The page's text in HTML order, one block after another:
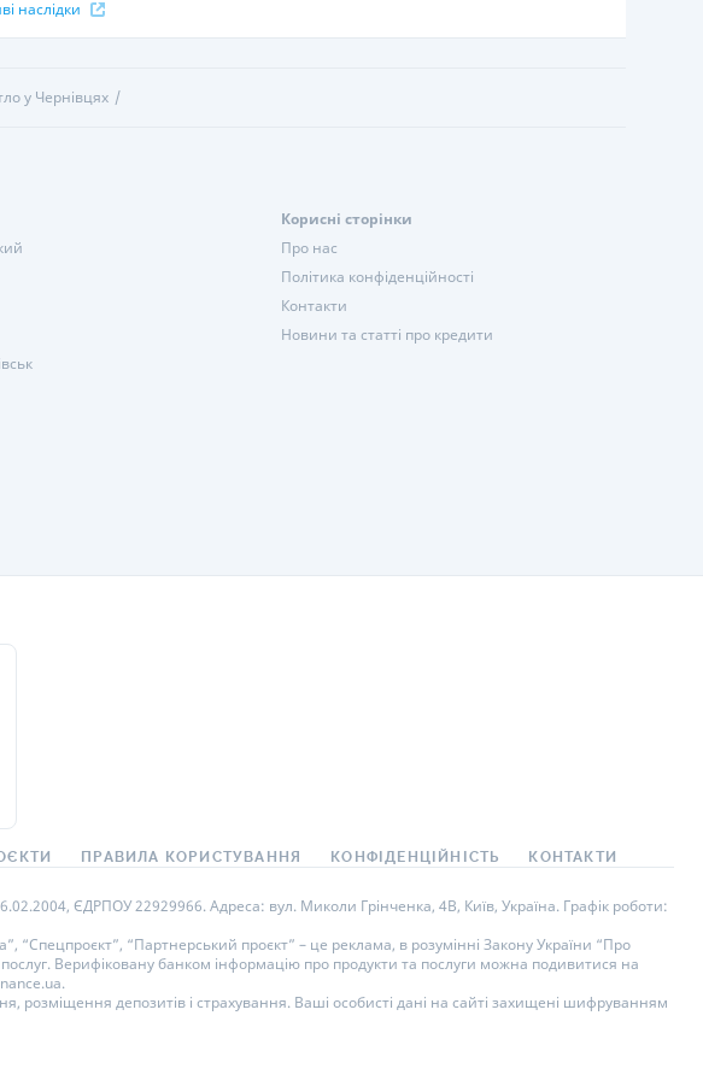
наслідки
у Чернівцях
Корисні сторінки
Про нас
Політика конфіденційності
Контакти
Новини та статті про кредити
ПРАВИЛА КОРИСТУВАННЯ КОНФІДЕНЦІЙНІСТЬ КОНТАКТИ
ЄДРПОУ 22929966. Адреса: вул. Миколи Грінченка, 4В, Київ, Україна. Графік роботи:
“Партнерський проєкт” – це реклама, в розумінні Закону України “Про
Верифіковану банком інформацію про продукти та послуги можна подивитися на
розміщення депозитів і страхування. Ваші особисті дані на сайті захищені шифруванням